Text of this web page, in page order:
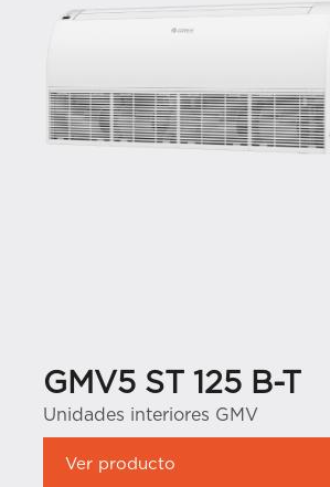
GMV5 ST 125 B-T
Unidades interiores GMV
Ver producto